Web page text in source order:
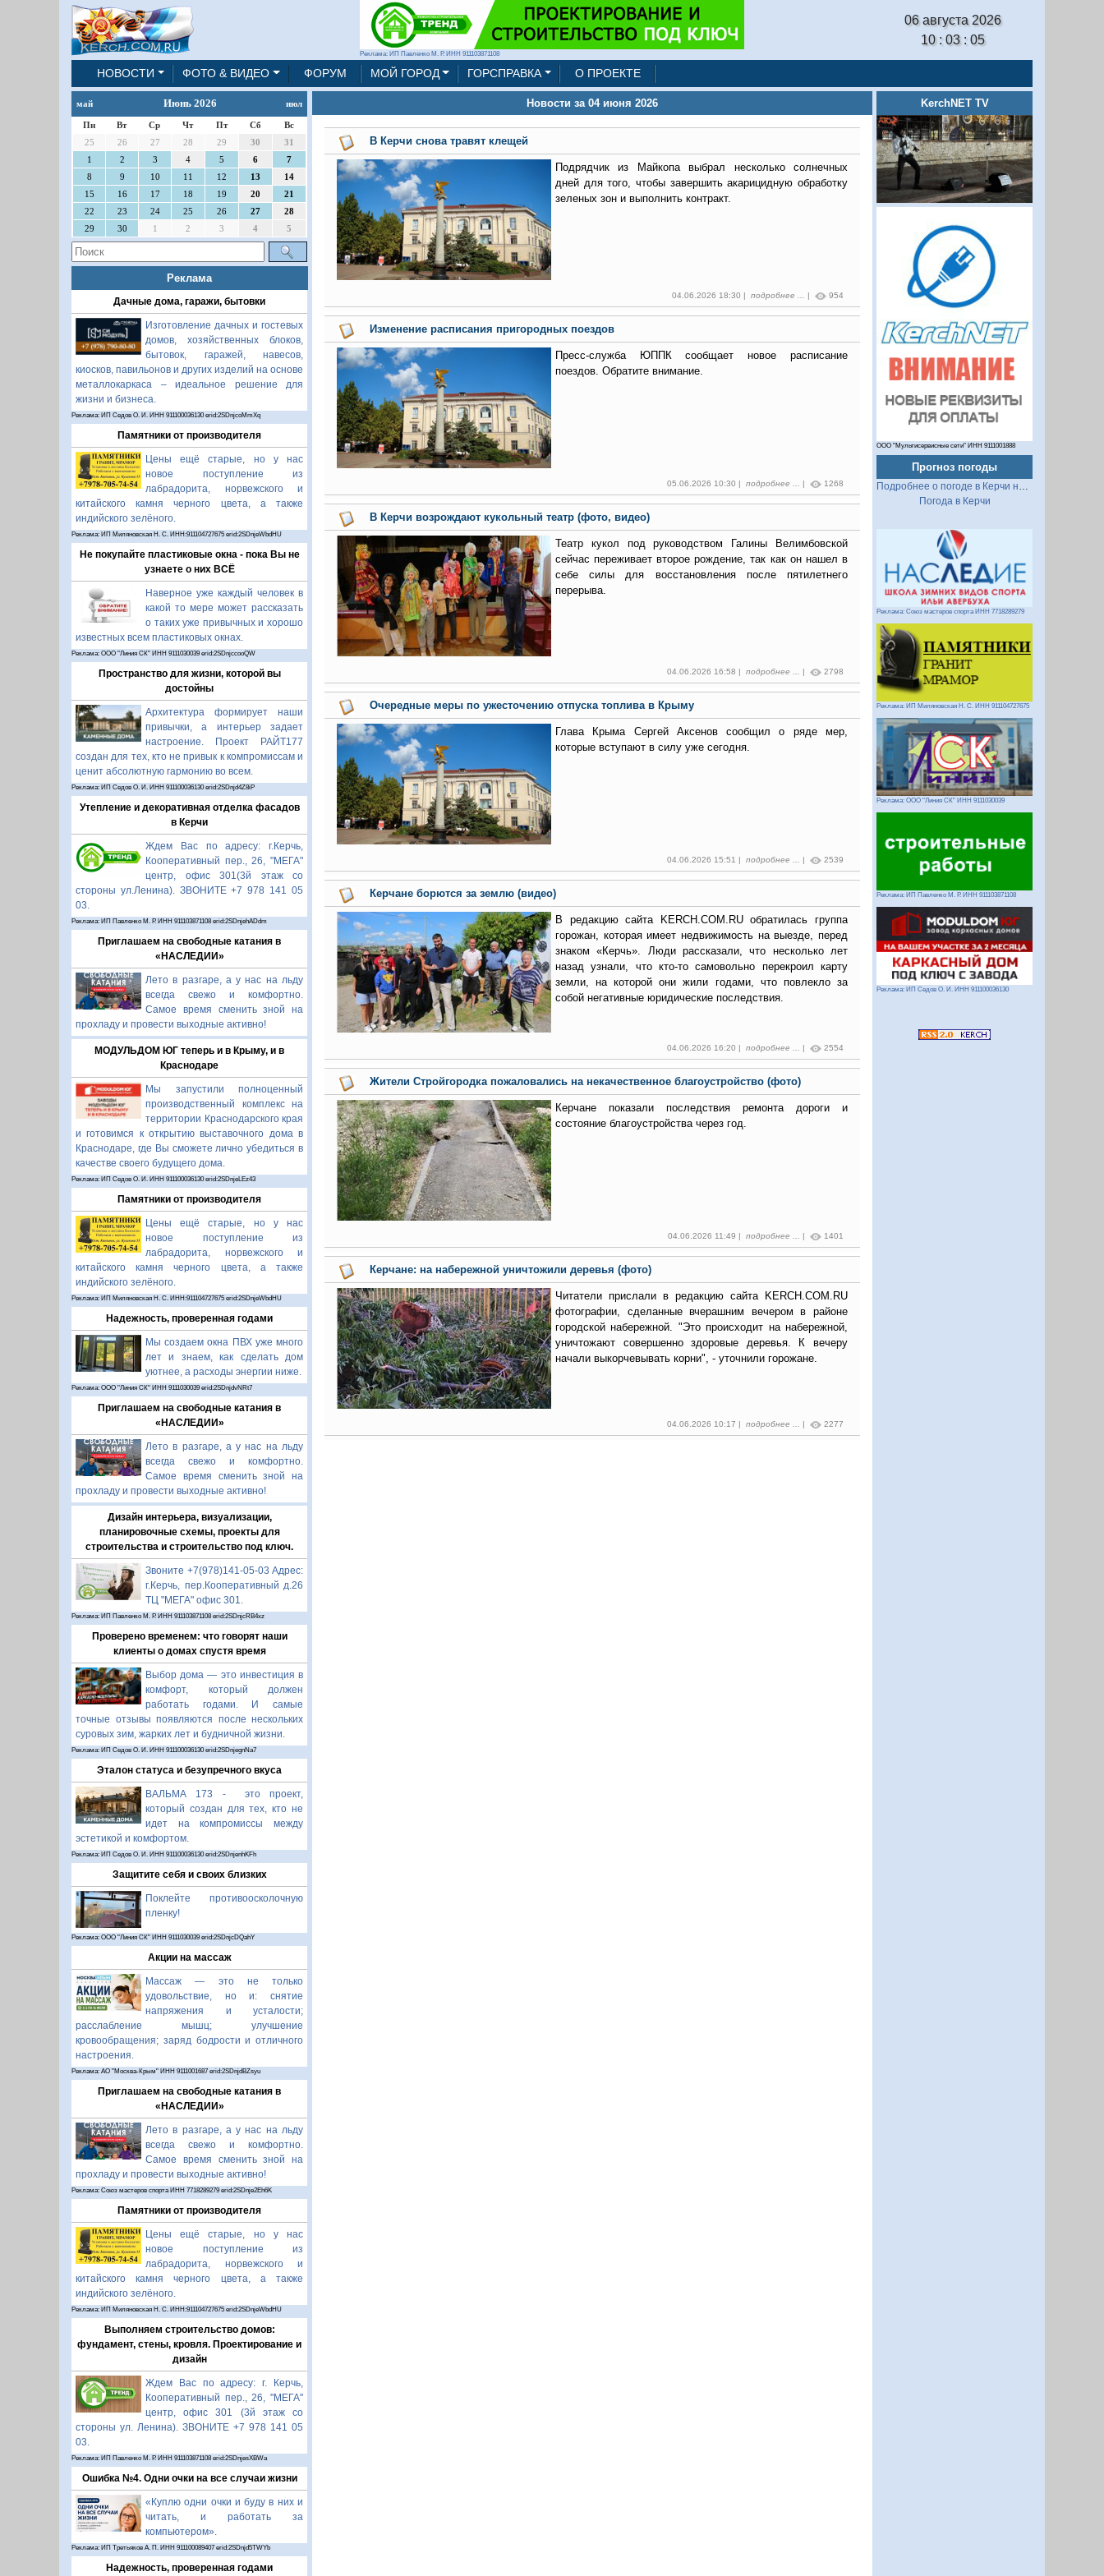
Реклама: ИП Павленко М. Р. ИНН 911103871108
06 августа 2026
10 : 03 : 06
НОВОСТИ ФОТО & ВИДЕО ФОРУМ МОЙ ГОРОД ГОРСПРАВКА О ПРОЕКТЕ
май Июнь 2026 июл
Пн Вт Ср Чт Пт Сб
Вс
25
26 27 28 29 30
31
1
2 3 4 5 6
7
8
9 10 11 12 13
14
15
16 17 18 19 20
21
22
23 24 25 26 27
28
29
30 1 2 3 4 5
Реклама
Дачные дома, гаражи, бытовки
Изготовление дачных и гостевых
домов, хозяйственных блоков,
бытовок, гаражей, навесов,
киосков, павильонов и других изделий на основе
металлокаркаса – идеальное решение для
жизни и бизнеса.
Реклама: ИП Седов О. И. ИНН 911100036130 erid:2SDnjcoMmXq
Памятники от производителя
Цены ещё старые, но у нас
новое поступление из
лабрадорита, норвежского и
китайского камня черного цвета, а также
индийского зелёного.
Реклама: ИП Миляновская Н. С. ИНН:911104727675 erid:2SDnjeWbdHU
Не покупайте пластиковые окна - пока Вы не
узнаете о них ВСЁ
Наверное уже каждый человек в
какой то мере может рассказать
о таких уже привычных и хорошо
известных всем пластиковых окнах.
Реклама: ООО "Линия СК" ИНН 9111030039 erid:2SDnjccooQW
Пространство для жизни, которой вы
достойны
Архитектура формирует наши
привычки, а интерьер задает
настроение. Проект РАЙТ177
создан для тех, кто не привык к компромиссам и
ценит абсолютную гармонию во всем.
Реклама: ИП Седов О. И. ИНН 911100036130 erid:2SDnjd4Z8iP
Утепление и декоративная отделка фасадов
в Керчи
Ждем Вас по адресу: г.Керчь,
Кооперативный пер., 26, "МЕГА"
центр, офис 301(3й этаж со
стороны ул.Ленина). ЗВОНИТЕ +7 978 141 05
03.
Реклама: ИП Павленко М. Р. ИНН 911103871108 erid:2SDnjehADdm
Приглашаем на свободные катания в
«НАСЛЕДИИ»
Лето в разгаре, а у нас на льду
всегда свежо и комфортно.
Самое время сменить зной на
прохладу и провести выходные активно!
МОДУЛЬДОМ ЮГ теперь и в Крыму, и в
Краснодаре
Мы запустили полноценный
производственный комплекс на
территории Краснодарского края
и готовимся к открытию выставочного дома в
Краснодаре, где Вы сможете лично убедиться в
качестве своего будущего дома.
Реклама: ИП Седов О. И. ИНН 911100036130 erid:2SDnjeLEz43
Памятники от производителя
Цены ещё старые, но у нас
новое поступление из
лабрадорита, норвежского и
китайского камня черного цвета, а также
индийского зелёного.
Реклама: ИП Миляновская Н. С. ИНН:911104727675 erid:2SDnjeWbdHU
Надежность, проверенная годами
Мы создаем окна ПВХ уже много
лет и знаем, как сделать дом
уютнее, а расходы энергии ниже.
Реклама: ООО "Линия СК" ИНН 9111030039 erid:2SDnjdvNRt7
Приглашаем на свободные катания в
«НАСЛЕДИИ»
Лето в разгаре, а у нас на льду
всегда свежо и комфортно.
Самое время сменить зной на
прохладу и провести выходные активно!
Дизайн интерьера, визуализации,
планировочные схемы, проекты для
строительства и строительство под ключ.
Звоните +7(978)141-05-03 Адрес:
г.Керчь, пер.Кооперативный д.26
ТЦ "МЕГА" офис 301.
Реклама: ИП Павленко М. Р. ИНН 911103871108 erid:2SDnjcRB4xz
Проверено временем: что говорят наши
клиенты о домах спустя время
Выбор дома — это инвестиция в
комфорт, который должен
работать годами. И самые
точные отзывы появляются после нескольких
суровых зим, жарких лет и будничной жизни.
Реклама: ИП Седов О. И. ИНН 911100036130 erid:2SDnjegnNa7
Эталон статуса и безупречного вкуса
ВАЛЬМА 173 - это проект,
который создан для тех, кто не
идет на компромиссы между
эстетикой и комфортом.
Реклама: ИП Седов О. И. ИНН 911100036130 erid:2SDnjenhKFh
Защитите себя и своих близких
Поклейте противоосколочную
пленку!
Реклама: ООО "Линия СК" ИНН 9111030039 erid:2SDnjcDQahY
Акции на массаж
Массаж — это не только
удовольствие, но и: снятие
напряжения и усталости;
расслабление мышц; улучшение
кровообращения; заряд бодрости и отличного
настроения.
Реклама: АО "Москва-Крым" ИНН 9111001687 erid:2SDnjdBZsyu
Приглашаем на свободные катания в
«НАСЛЕДИИ»
Лето в разгаре, а у нас на льду
всегда свежо и комфортно.
Самое время сменить зной на
прохладу и провести выходные активно!
Реклама: Союз мастеров спорта ИНН 7718289279 erid:2SDnje2Eh6K
Памятники от производителя
Цены ещё старые, но у нас
новое поступление из
лабрадорита, норвежского и
китайского камня черного цвета, а также
индийского зелёного.
Реклама: ИП Миляновская Н. С. ИНН:911104727675 erid:2SDnjeWbdHU
Выполняем строительство домов:
фундамент, стены, кровля. Проектирование и
дизайн
Ждем Вас по адресу: г. Керчь,
Кооперативный пер., 26, "МЕГА"
центр, офис 301 (3й этаж со
стороны ул. Ленина). ЗВОНИТЕ +7 978 141 05
03.
Реклама: ИП Павленко М. Р. ИНН 911103871108 erid:2SDnjesXBWa
Ошибка №4. Одни очки на все случаи жизни
«Куплю одни очки и буду в них и
читать, и работать за
компьютером».
Реклама: ИП Третьяков А. П. ИНН 911100089407 erid:2SDnjd5TWYb
Надежность, проверенная годами
Новости за 04 июня 2026
В Керчи снова травят клещей
Подрядчик из Майкопа выбрал несколько солнечных
дней для того, чтобы завершить акарицидную обработку
зеленых зон и выполнить контракт.
04.06.2026 18:30 | подробнее ... | 954
Изменение расписания пригородных поездов
Пресс-служба ЮППК сообщает новое расписание
поездов. Обратите внимание.
05.06.2026 10:30 | подробнее ... | 1268
В Керчи возрождают кукольный театр (фото, видео)
Театр кукол под руководством Галины Велимбовской
сейчас переживает второе рождение, так как он нашел в
себе силы для восстановления после пятилетнего
перерыва.
04.06.2026 16:58 | подробнее ... | 2798
Очередные меры по ужесточению отпуска топлива в Крыму
Глава Крыма Сергей Аксенов сообщил о ряде мер,
которые вступают в силу уже сегодня.
04.06.2026 15:51 | подробнее ... | 2539
Керчане борются за землю (видео)
В редакцию сайта KERCH.COM.RU обратилась группа
горожан, которая имеет недвижимость на выезде, перед
знаком «Керчь». Люди рассказали, что несколько лет
назад узнали, что кто-то самовольно перекроил карту
земли, на которой они жили годами, что повлекло за
собой негативные юридические последствия.
04.06.2026 16:20 | подробнее ... | 2554
Жители Стройгородка пожаловались на некачественное благоустройство (фото)
Керчане показали последствия ремонта дороги и
состояние благоустройства через год.
04.06.2026 11:49 | подробнее ... | 1401
Керчане: на набережной уничтожили деревья (фото)
Читатели прислали в редакцию сайта KERCH.COM.RU
фотографии, сделанные вчерашним вечером в районе
городской набережной. "Это происходит на набережной,
уничтожают совершенно здоровые деревья. К вечеру
начали выкорчевывать корни", - уточнили горожане.
04.06.2026 10:17 | подробнее ... | 2277
KerchNET TV
ООО "Мультисервисные сети" ИНН 9111001888
Прогноз погоды
Подробнее о погоде в Керчи на 2 недели
Погода в Керчи
Реклама: Союз мастеров спорта ИНН 7718289279
Реклама: ИП Миляновская Н. С. ИНН 911104727675
Реклама: ООО "Линия СК" ИНН 9111030039
Реклама: ИП Павленко М. Р. ИНН 911103871108
Реклама: ИП Седов О. И. ИНН 911100036130